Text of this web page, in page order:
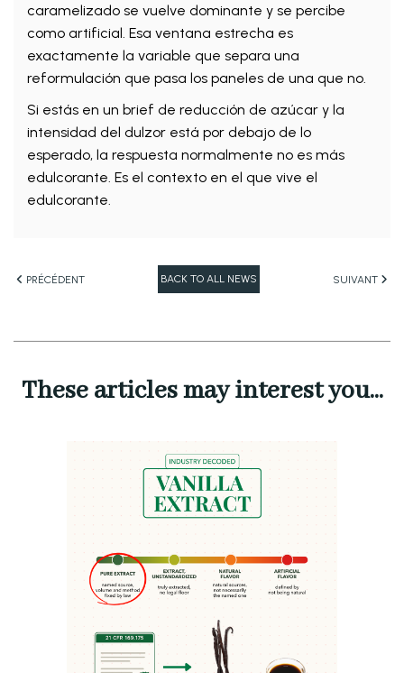
caramelizado se vuelve dominante y se percibe
como artificial. Esa ventana estrecha es
exactamente la variable que separa una
reformulación que pasa los paneles de una que no.
Si estás en un brief de reducción de azúcar y la
intensidad del dulzor está por debajo de lo
esperado, la respuesta normalmente no es más
edulcorante. Es el contexto en el que vive el
edulcorante.
PRÉCÉDENT BACK TO ALL NEWS SUIVANT
These articles may interest you...